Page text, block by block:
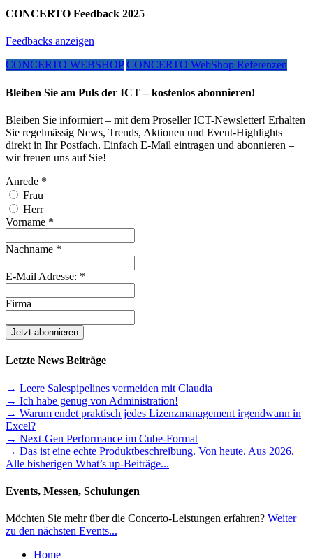
CONCERTO Feedback 2025
Feedbacks anzeigen
CONCERTO WEBSHOP CONCERTO WebShop Referenzen
Bleiben Sie am Puls der ICT – kostenlos abonnieren!
Bleiben Sie informiert – mit dem Proseller ICT-Newsletter! Erhalten
Sie regelmässig News, Trends, Aktionen und Event-Highlights
direkt in Ihr Postfach. Einfach E-Mail eintragen und abonnieren –
wir freuen uns auf Sie!
Anrede *
Frau
Herr
Vorname *
Nachname *
E-Mail Adresse: *
Firma
Letzte News Beiträge
→ Leere Salespipelines vermeiden mit Claudia
→ Ich habe genug von Administration!
→ Warum endet praktisch jedes Lizenzmanagement irgendwann in
Excel?
→ Next-Gen Performance im Cube-Format
→ Das ist eine echte Produktbeschreibung. Von heute. Aus 2026.
Alle bisherigen What’s up-Beiträge...
Events, Messen, Schulungen
Möchten Sie mehr über die Concerto-Leistungen erfahren? Weiter
zu den nächsten Events...
Home